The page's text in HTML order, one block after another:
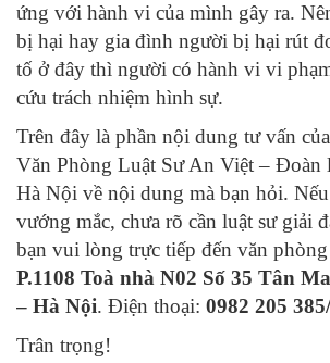
ứng với hành vi của mình gây ra.
bị hại hay gia đình người bị hại rút
tố ở đây thì người có hành vi vi
cứu trách nhiệm hình sự.
Trên đây là phần nội dung tư vấn
Văn Phòng Luật Sư An Việt – Đoàn
Hà Nội về nội dung mà bạn hỏi.
vướng mắc, chưa rõ cần luật sư giải
bạn vui lòng trực tiếp đến văn
P.1108 Toà nhà N02 Số 35 Tân
– Hà Nội. Điện thoại: 0982 205
Trân trọng!